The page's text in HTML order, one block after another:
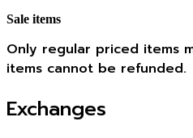
Sale items
Only regular priced items
items cannot be refunded.
Exchanges